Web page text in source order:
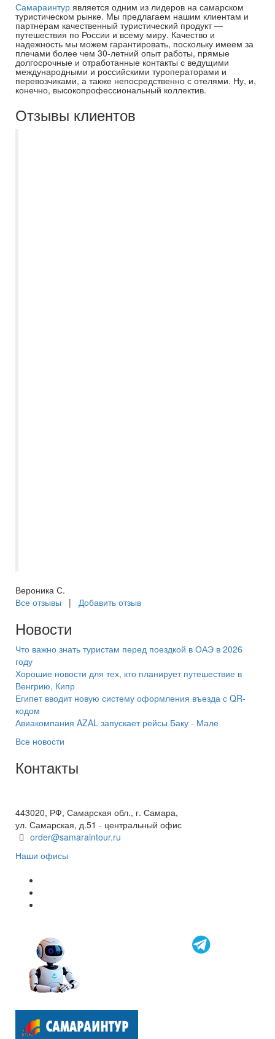
Самараинтур является одним из лидеров на самарском
туристическом рынке. Мы предлагаем нашим клиентам и
партнерам качественный туристический продукт —
путешествия по России и всему миру. Качество и
надежность мы можем гарантировать, поскольку имеем за
плечами более чем 30-летний опыт работы, прямые
долгосрочные и отработанные контакты с ведущими
международными и российскими туроператорами и
перевозчиками, а также непосредственно с отелями. Ну, и,
конечно, высокопрофессиональный коллектив.
Отзывы клиентов
Вероника С.
Все отзывы | Добавить отзыв
Новости
Что важно знать туристам перед поездкой в ОАЭ в 2026
году
Хорошие новости для тех, кто планирует путешествие в
Венгрию, Кипр
Египет вводит новую систему оформления въезда с QR-
кодом
Авиакомпания AZAL запускает рейсы Баку - Мале
Все новости
Контакты
443020, РФ, Самарская обл., г. Самара,
ул. Самарская, д.51 - центральный офис
order@samaraintour.ru
Наши офисы